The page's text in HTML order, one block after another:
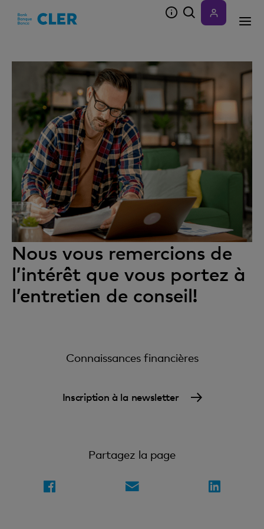
Nous vous remercions de
l’intérêt que vous portez à
l’entretien de conseil!
Connaissances financières
Inscription à la newsletter
Partagez la page